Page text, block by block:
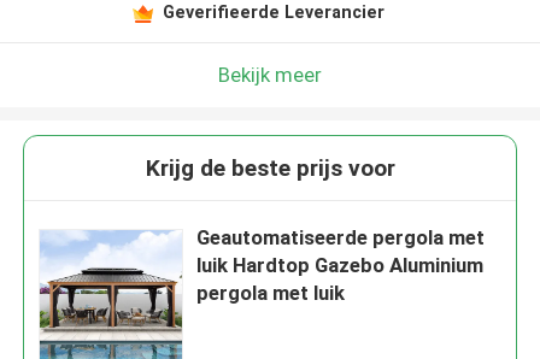
Geverifieerde Leverancier
Bekijk meer
Krijg de beste prijs voor
Geautomatiseerde pergola met
luik Hardtop Gazebo Aluminium
pergola met luik